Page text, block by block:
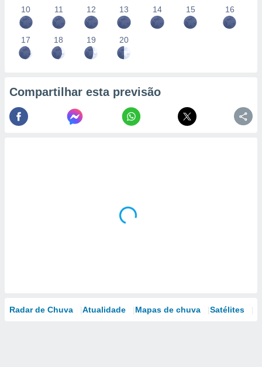
10 11 12 13 14 15 16
17 18 19 20
Compartilhar esta previsão
Radar de Chuva Atualidade Mapas de chuva Satélites